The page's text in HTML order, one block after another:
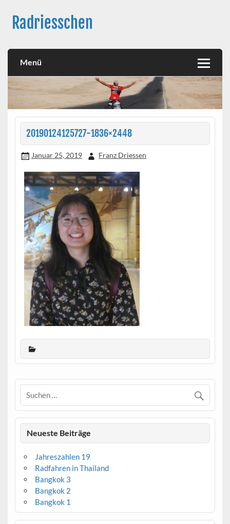
contentRadriesschen
Menü
20190124125727-1836×2448
Januar 25, 2019 Franz Driessen
Neueste Beiträge
Jahreszahlen 19
Radfahren in Thailand
Bangkok 3
Bangkok 2
Bangkok 1